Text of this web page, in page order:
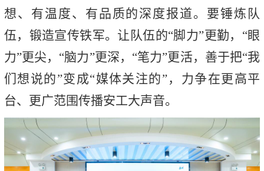
想、有温度、有品质的深度报道。要锤炼队
伍，锻造宣传铁军。让队伍的“脚力”更勤，“眼
力”更尖，“脑力”更深，“笔力”更活，善于把“我
们想说的”变成“媒体关注的”，力争在更高平
台、更广范围传播安工大声音。